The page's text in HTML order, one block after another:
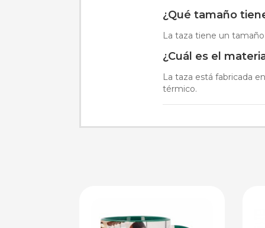
¿Qué tamaño
La taza tiene un
¿Cuál es el
La taza está fabricada
térmico.